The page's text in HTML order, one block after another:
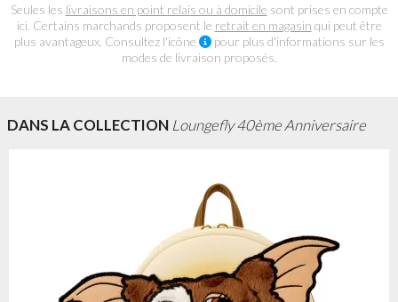
Seules les livraisons en point relais ou à domicile sont prises en compte
ici. Certains marchands proposent le retrait en magasin qui peut être
plus avantageux. Consultez l'icône
pour plus d'informations sur les
modes de livraison proposés.
DANS LA COLLECTION Loungefly 40ème Anniversaire